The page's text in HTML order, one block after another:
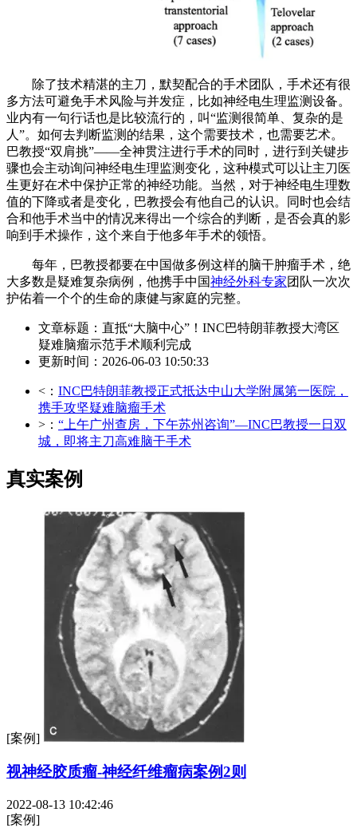
除了技术精湛的主刀，默契配合的手术团队，手术还有很
多方法可避免手术风险与并发症，比如神经电生理监测设备。
业内有一句行话也是比较流行的，叫“监测很简单、复杂的是
人”。如何去判断监测的结果，这个需要技术，也需要艺术。
巴教授“双肩挑”——全神贯注进行手术的同时，进行到关键步
骤也会主动询问神经电生理监测变化，这种模式可以让主刀医
生更好在术中保护正常的神经功能。当然，对于神经电生理数
值的下降或者是变化，巴教授会有他自己的认识。同时也会结
合和他手术当中的情况来得出一个综合的判断，是否会真的影
响到手术操作，这个来自于他多年手术的领悟。
每年，巴教授都要在中国做多例这样的脑干肿瘤手术，绝
大多数是疑难复杂病例，他携手中国神经外科专家团队一次次
护佑着一个个的生命的康健与家庭的完整。
文章标题：直抵“大脑中心”！INC巴特朗菲教授大湾区
疑难脑瘤示范手术顺利完成
更新时间：2026-06-03 10:50:33
<： INC巴特朗菲教授正式抵达中山大学附属第一医院，
携手攻坚疑难脑瘤手术
>： “上午广州查房，下午苏州咨询”—INC巴教授一日双
城，即将主刀高难脑干手术
真实案例
[案例]
视神经胶质瘤-神经纤维瘤病案例2则
2022-08-13 10:42:46
[案例]